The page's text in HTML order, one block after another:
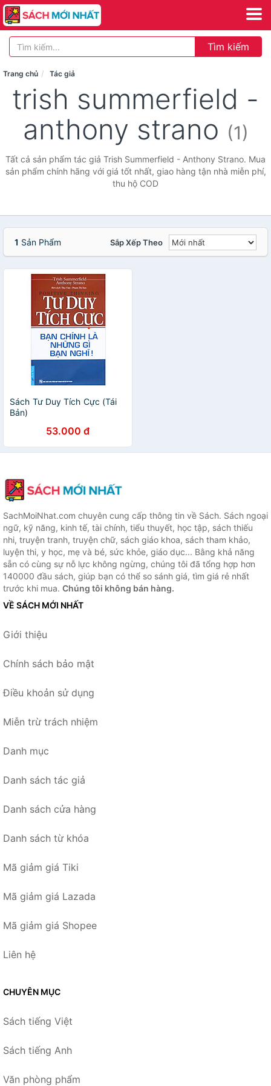
Tìm kiếm
Trang chủ Tác giả
trish summerfield -
anthony strano (1)
Tất cả sản phẩm tác giả Trish Summerfield - Anthony Strano. Mua
sản phẩm chính hãng với giá tốt nhất, giao hàng tận nhà miễn phí,
thu hộ COD
1 Sản Phẩm Sắp Xếp Theo
Sách Tư Duy Tích Cực (Tái
Bản)
53.000 đ
SachMoiNhat.com chuyên cung cấp thông tin về Sách. Sách ngoại
ngữ, kỹ năng, kinh tế, tài chính, tiểu thuyết, học tập, sách thiếu
nhi, truyện tranh, truyện chữ, sách giáo khoa, sách tham khảo,
luyện thi, y học, mẹ và bé, sức khỏe, giáo dục... Bằng khả năng
sẵn có cùng sự nỗ lực không ngừng, chúng tôi đã tổng hợp hơn
140000 đầu sách, giúp bạn có thể so sánh giá, tìm giá rẻ nhất
trước khi mua. Chúng tôi không bán hàng.
VỀ SÁCH MỚI NHẤT
Giới thiệu
Chính sách bảo mật
Điều khoản sử dụng
Miễn trừ trách nhiệm
Danh mục
Danh sách tác giả
Danh sách cửa hàng
Danh sách từ khóa
Mã giảm giá Tiki
Mã giảm giá Lazada
Mã giảm giá Shopee
Liên hệ
CHUYÊN MỤC
Sách tiếng Việt
Sách tiếng Anh
Văn phòng phẩm